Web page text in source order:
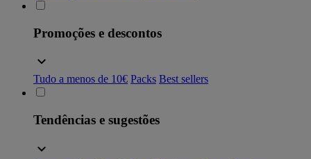
Promoções e descontos
Tudo a menos de 10€ Packs Best sellers
Tendências e sugestões